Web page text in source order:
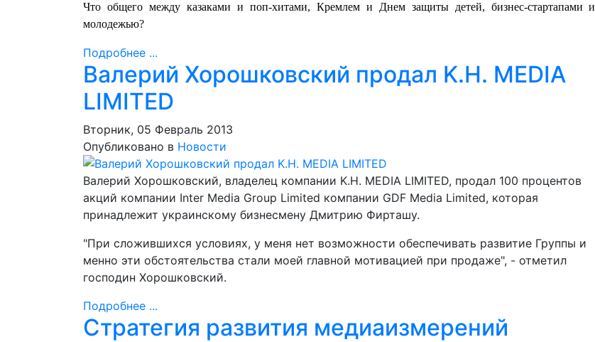
Что общего между казаками и поп-хитами, Кремлем и Днем защиты детей, бизнес-стартапами и
молодежью?
Подробнее ...
Валерий Хорошковский продал K.H. MEDIA
LIMITED
Вторник, 05 Февраль 2013
Опубликовано в Новости
Валерий Хорошковский, владелец компании K.H. MEDIA LIMITED, продал 100 процентов
акций компании Inter Media Group Limited компании GDF Media Limited, которая
принадлежит украинскому бизнесмену Дмитрию Фирташу.
"При сложившихся условиях, у меня нет возможности обеспечивать развитие Группы и
менно эти обстоятельства стали моей главной мотивацией при продаже", - отметил
господин Хорошковский.
Подробнее ...
Стратегия развития медиаизмерений